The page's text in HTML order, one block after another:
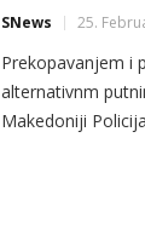
SNews 25.
Prekopavanjem i
alternativnm
Makedoniji